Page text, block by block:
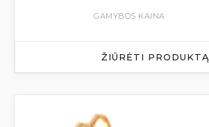
GAMYBOS KAINA
ŽIŪRĖTI PRODUKTĄ